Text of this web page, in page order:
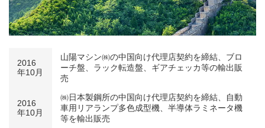
2016
年10月
山陽マシン㈱の中国向け代理店契約を締結、ブロ
ーチ盤、ラック転造盤、ギアチェッカ等の輸出販
売
2016
年10月
㈱日本製鋼所の中国向け代理店契約を締結、自動
車用リアランプ多色成型機、半導体ラミネータ機
等を輸出販売